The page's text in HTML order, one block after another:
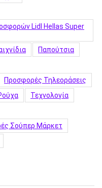
Lidl Hellas Super
Παπούτσια
Προσφορές Τηλεοράσεις
Τεχνολογία
Σούπερ Μάρκετ